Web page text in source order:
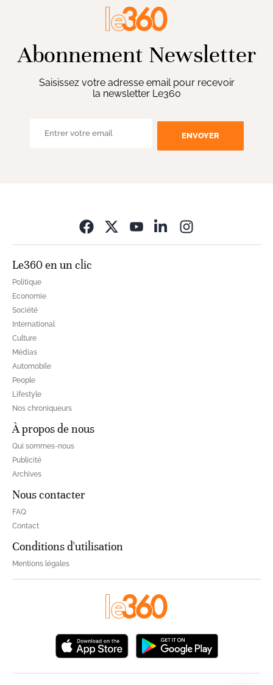
Abonnement Newsletter
Saisissez votre adresse email pour recevoir
la newsletter Le360
ENVOYER
Le360 en un clic
Politique
Economie
Société
International
Culture
Médias
Automobile
People
Lifestyle
Nos chroniqueurs
À propos de nous
Qui sommes-nous
Publicité
Archives
Nous contacter
FAQ
Contact
Conditions d'utilisation
Mentions légales